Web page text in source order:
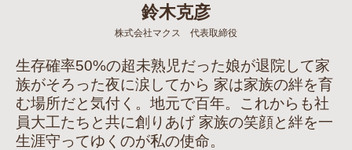
鈴木克彦
株式会社マクス 代表取締役
生存確率50%の超未熟児だった娘が退院して家
族がそろった夜に涙してから 家は家族の絆を育
む場所だと気付く。地元で百年。これからも社
員大工たちと共に創りあげ 家族の笑顔と絆を一
生涯守ってゆくのが私の使命。